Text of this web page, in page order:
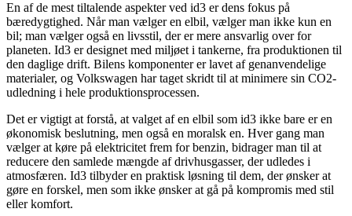
En af de mest tiltalende aspekter ved id3 er dens fokus på
bæredygtighed. Når man vælger en elbil, vælger man ikke kun en
bil; man vælger også en livsstil, der er mere ansvarlig over for
planeten. Id3 er designet med miljøet i tankerne, fra produktionen til
den daglige drift. Bilens komponenter er lavet af genanvendelige
materialer, og Volkswagen har taget skridt til at minimere sin CO2-
udledning i hele produktionsprocessen.
Det er vigtigt at forstå, at valget af en elbil som id3 ikke bare er en
økonomisk beslutning, men også en moralsk en. Hver gang man
vælger at køre på elektricitet frem for benzin, bidrager man til at
reducere den samlede mængde af drivhusgasser, der udledes i
atmosfæren. Id3 tilbyder en praktisk løsning til dem, der ønsker at
gøre en forskel, men som ikke ønsker at gå på kompromis med stil
eller komfort.